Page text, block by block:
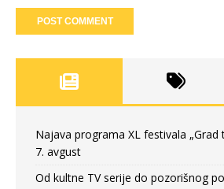
Najava programa XL festivala „Grad
7. avgust
Od kultne TV serije do pozorišnog